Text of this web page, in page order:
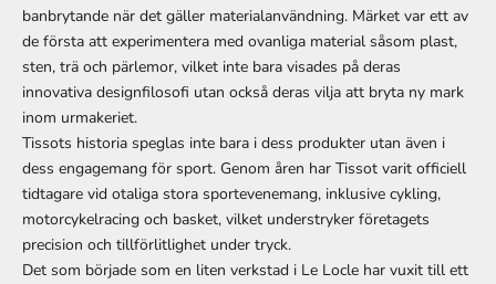
banbrytande när det gäller materialanvändning. Märket var ett av
de första att experimentera med ovanliga material såsom plast,
sten, trä och pärlemor, vilket inte bara visades på deras
innovativa designfilosofi utan också deras vilja att bryta ny mark
inom urmakeriet.
Tissots historia speglas inte bara i dess produkter utan även i
dess engagemang för sport. Genom åren har Tissot varit officiell
tidtagare vid otaliga stora sportevenemang, inklusive cykling,
motorcykelracing och basket, vilket understryker företagets
precision och tillförlitlighet under tryck.
Det som började som en liten verkstad i Le Locle har vuxit till ett